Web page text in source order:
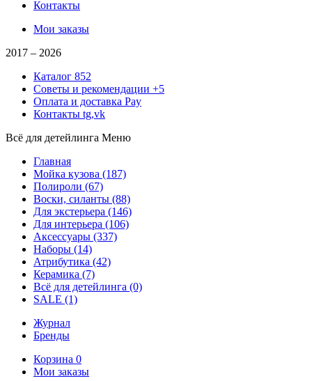
Контакты
Мои заказы
2017 – 2026
Каталог 852
Советы и рекомендации +5
Оплата и доставка Pay
Контакты tg,vk
Всё для детейлинга Меню
Главная
Мойка кузова (187)
Полироли (67)
Воски, силанты (88)
Для экстерьера (146)
Для интерьера (106)
Аксессуары (337)
Наборы (14)
Атрибутика (42)
Керамика (7)
Всё для детейлинга (0)
SALE (1)
Журнал
Бренды
Корзина 0
Мои заказы